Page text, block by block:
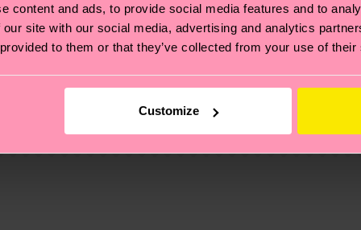
content and ads, to provide social media features and to
site with our social media, advertising and analytics
to them or that they’ve collected from your use of
Customize
et aux certifications : il s'agit aussi de mettre en
et BIEN PLUS ENCORE ! Pour plus d'informations,
la date d'expédition est de3 à 6 jours ouvrables
.